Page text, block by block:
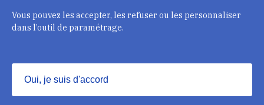
Contacts
Vous pouvez les accepter, les refuser ou les personnaliser
dans l’outil de paramétrage.
Oui, je suis d'accord
Masquer